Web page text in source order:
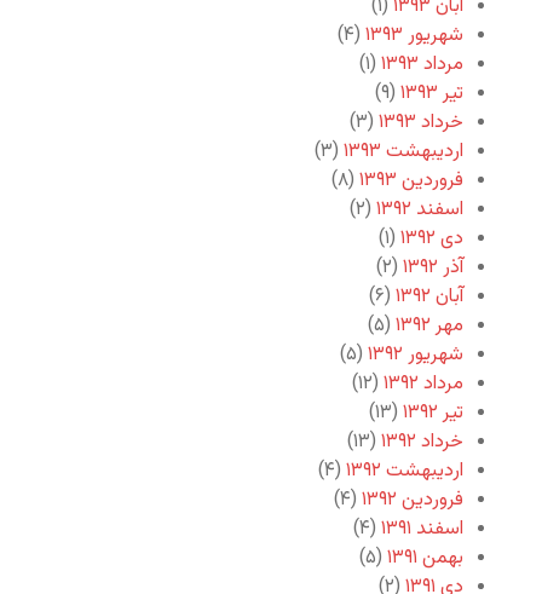
آبان ۱۳۹۳
(۱)
شهریور ۱۳۹۳
(۴)
مرداد ۱۳۹۳
(۱)
تیر ۱۳۹۳
(۹)
خرداد ۱۳۹۳
(۳)
اردیبهشت ۱۳۹۳
(۳)
فروردین ۱۳۹۳
(۸)
اسفند ۱۳۹۲
(۲)
دی ۱۳۹۲
(۱)
آذر ۱۳۹۲
(۲)
آبان ۱۳۹۲
(۶)
مهر ۱۳۹۲
(۵)
شهریور ۱۳۹۲
(۵)
مرداد ۱۳۹۲
(۱۲)
تیر ۱۳۹۲
(۱۳)
خرداد ۱۳۹۲
(۱۳)
اردیبهشت ۱۳۹۲
(۴)
فروردین ۱۳۹۲
(۴)
اسفند ۱۳۹۱
(۴)
بهمن ۱۳۹۱
(۵)
دی ۱۳۹۱
(۲)